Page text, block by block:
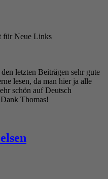
für Neue Links
letzten Beiträgen sehr gute
lesen, da man hier ja alle
schön auf Deutsch
Thomas!